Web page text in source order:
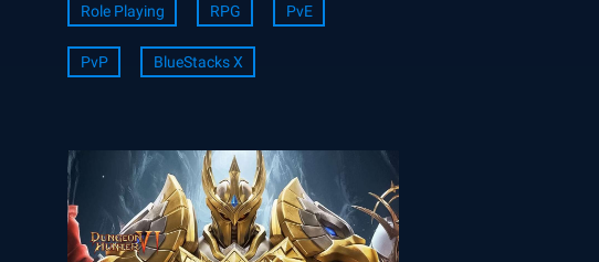
Role Playing RPG PvE
PvP BlueStacks X